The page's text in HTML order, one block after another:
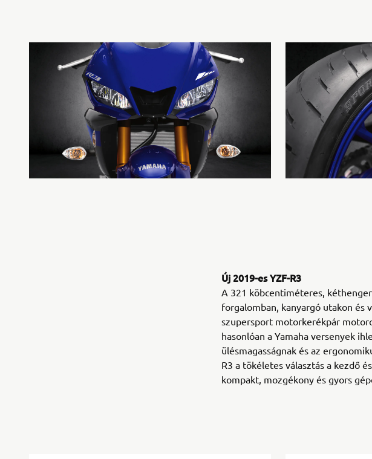
Új 2019-es YZF-R3
A 321 köbcentiméteres,
forgalomban, kanyargó utakon és
szupersport motorkerékpár
hasonlóan a Yamaha versenyek
ülésmagasságnak és az
R3 a tökéletes választás a kezdő
kompakt, mozgékony és gyors